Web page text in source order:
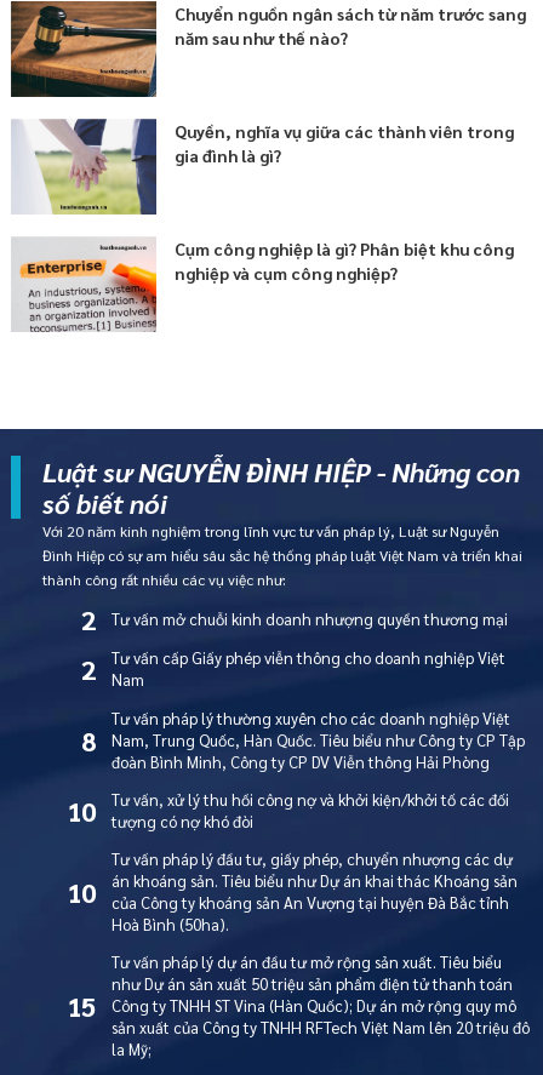
Chuyển nguồn ngân sách từ năm trước sang
năm sau như thế nào?
Quyền, nghĩa vụ giữa các thành viên trong
gia đình là gì?
Cụm công nghiệp là gì? Phân biệt khu công
nghiệp và cụm công nghiệp?
Luật sư NGUYỄN ĐÌNH HIỆP - Những con
số biết nói
Với 20 năm kinh nghiệm trong lĩnh vực tư vấn pháp lý, Luật sư Nguyễn
Đình Hiệp có sự am hiểu sâu sắc hệ thống pháp luật Việt Nam và triển khai
thành công rất nhiều các vụ việc như:
2 Tư vấn mở chuỗi kinh doanh nhượng quyền thương mại
2
Tư vấn cấp Giấy phép viễn thông cho doanh nghiệp Việt
Nam
8
Tư vấn pháp lý thường xuyên cho các doanh nghiệp Việt
Nam, Trung Quốc, Hàn Quốc. Tiêu biểu như Công ty CP Tập
đoàn Bình Minh, Công ty CP DV Viễn thông Hải Phòng
10
Tư vấn, xử lý thu hồi công nợ và khởi kiện/khởi tố các đối
tượng có nợ khó đòi
10
Tư vấn pháp lý đầu tư, giấy phép, chuyển nhượng các dự
án khoáng sản. Tiêu biểu như Dự án khai thác Khoáng sản
của Công ty khoáng sản An Vượng tại huyện Đà Bắc tỉnh
Hoà Bình (50ha).
15
Tư vấn pháp lý dự án đầu tư mở rộng sản xuất. Tiêu biểu
như Dự án sản xuất 50 triệu sản phẩm điện tử thanh toán
Công ty TNHH ST Vina (Hàn Quốc); Dự án mở rộng quy mô
sản xuất của Công ty TNHH RFTech Việt Nam lên 20 triệu đô
la Mỹ;